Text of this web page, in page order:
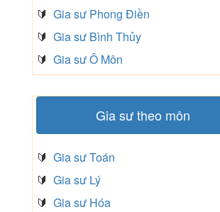
🔰 Gia sư Phong Điền
🔰 Gia sư Bình Thủy
🔰 Gia sư Ô Môn
Gia sư theo môn
🔰 Gia sư Toán
🔰 Gia sư Lý
🔰 Gia sư Hóa